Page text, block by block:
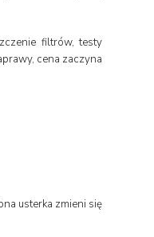
filtrów, testy
cena zaczyna
usterka zmieni się